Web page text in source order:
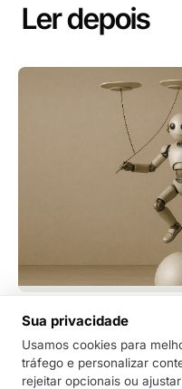
Ler depois
Inteligência Artificial
isso importa para o
relações
Sua privacidade
Usamos cookies para
tráfego e personalizar
rejeitar opcionais ou